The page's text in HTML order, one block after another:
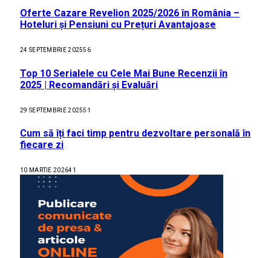
Oferte Cazare Revelion 2025/2026 în România –
Hoteluri și Pensiuni cu Prețuri Avantajoase
24 SEPTEMBRIE 202556
Top 10 Serialele cu Cele Mai Bune Recenzii în
2025 | Recomandări și Evaluări
29 SEPTEMBRIE 202551
Cum să îți faci timp pentru dezvoltare personală în
fiecare zi
10 MARTIE 202641